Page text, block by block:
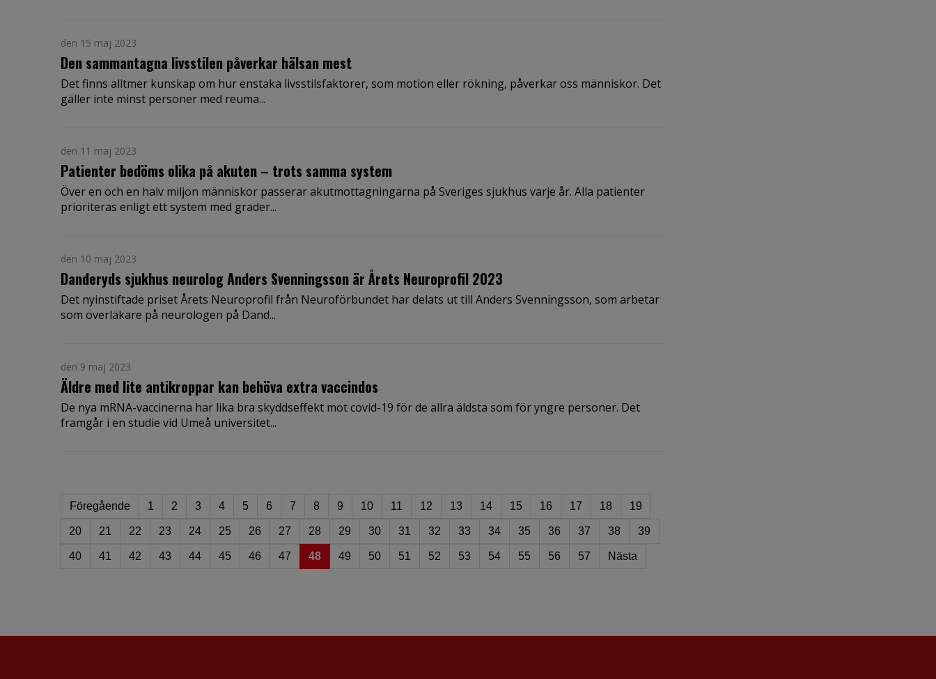
den 15 maj 2023
Den sammantagna livsstilen påverkar hälsan mest
Det finns alltmer kunskap om hur enstaka livsstilsfaktorer, som motion eller rökning, påverkar oss människor. Det
gäller inte minst personer med reuma...
den 11 maj 2023
Patienter bedöms olika på akuten – trots samma system
Över en och en halv miljon människor passerar akutmottagningarna på Sveriges sjukhus varje år. Alla patienter
prioriteras enligt ett system med grader...
den 10 maj 2023
Danderyds sjukhus neurolog Anders Svenningsson är Årets Neuroprofil 2023
Det nyinstiftade priset Årets Neuroprofil från Neuroförbundet har delats ut till Anders Svenningsson, som arbetar
som överläkare på neurologen på Dand...
den 9 maj 2023
Äldre med lite antikroppar kan behöva extra vaccindos
De nya mRNA-vaccinerna har lika bra skyddseffekt mot covid-19 för de allra äldsta som för yngre personer. Det
framgår i en studie vid Umeå universitet...
Föregående 1 2 3 4 5 6 7 8 9 10 11 12 13 14 15 16 17 18 19
20 21 22 23 24 25 26 27 28 29 30 31 32 33 34 35 36 37 38 39
40 41 42 43 44 45 46 47 48 49 50 51 52 53 54 55 56 57 Nästa